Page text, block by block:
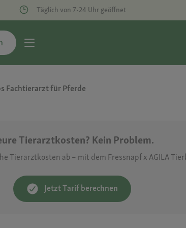
Täglich von 7-24 Uhr geöffnet
Fachtierarzt für Pferde
Tierarztkosten? Kein Problem.
Tierarztkosten ab – mit dem Fressnapf x AGILA
Jetzt Tarif berechnen